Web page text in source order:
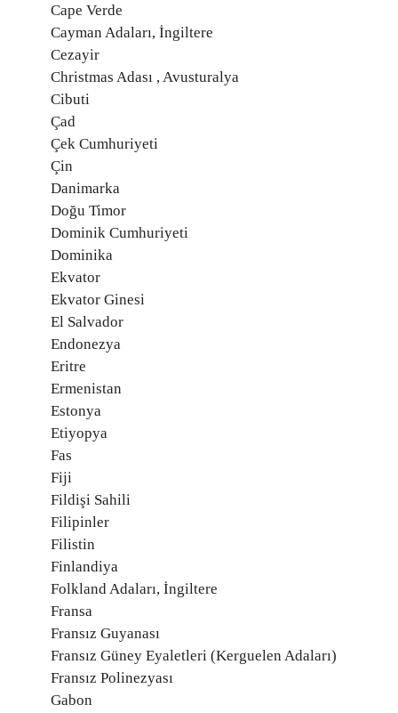
Cape Verde
Cayman Adaları, İngiltere
Cezayir
Christmas Adası , Avusturalya
Cibuti
Çad
Çek Cumhuriyeti
Çin
Danimarka
Doğu Timor
Dominik Cumhuriyeti
Dominika
Ekvator
Ekvator Ginesi
El Salvador
Endonezya
Eritre
Ermenistan
Estonya
Etiyopya
Fas
Fiji
Fildişi Sahili
Filipinler
Filistin
Finlandiya
Folkland Adaları, İngiltere
Fransa
Fransız Guyanası
Fransız Güney Eyaletleri (Kerguelen Adaları)
Fransız Polinezyası
Gabon